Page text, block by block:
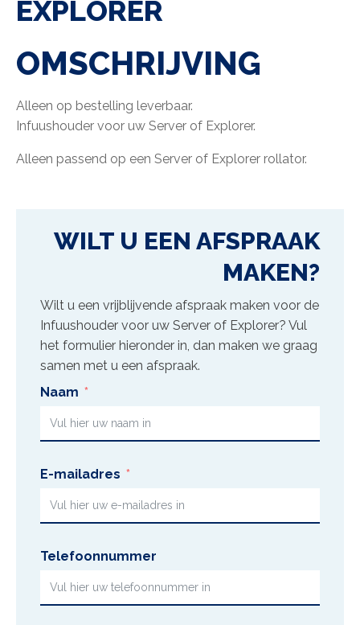
EXPLORER
OMSCHRIJVING
Alleen op bestelling leverbaar.
Infuushouder voor uw Server of Explorer.
Alleen passend op een Server of Explorer rollator.
WILT U EEN AFSPRAAK
MAKEN?
Wilt u een vrijblijvende afspraak maken voor de
Infuushouder voor uw Server of Explorer? Vul
het formulier hieronder in, dan maken we graag
samen met u een afspraak.
Naam
E-mailadres
Telefoonnummer